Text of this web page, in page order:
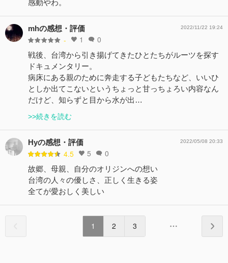
感動やわ。
mhの感想・評価
- 1 0
2022/11/22 19:24
戦後、台湾から引き揚げてきたひとたちがルーツを探す
ドキュメンタリー。
病床にある親のために奔走する子どもたちなど、いいひ
としか出てこないというちょっと甘っちょろい内容なん
だけど、知らずと目から水が出…
>>続きを読む
Hyの感想・評価
4.5 5 0
2022/05/08 20:33
故郷、母親、自分のオリジンへの想い
台湾の人々の優しさ、正しく生きる姿
全てが愛おしく美しい
1 2 3